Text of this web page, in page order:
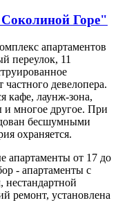
Горе"
апартаментов
переулок, 11
девелопера.
кафе, лаунж-зона,
и многое другое. При
бесшумными
охраняется.
апартаменты от 17 до
- апартаменты с
нестандартной
ремонт, установлена